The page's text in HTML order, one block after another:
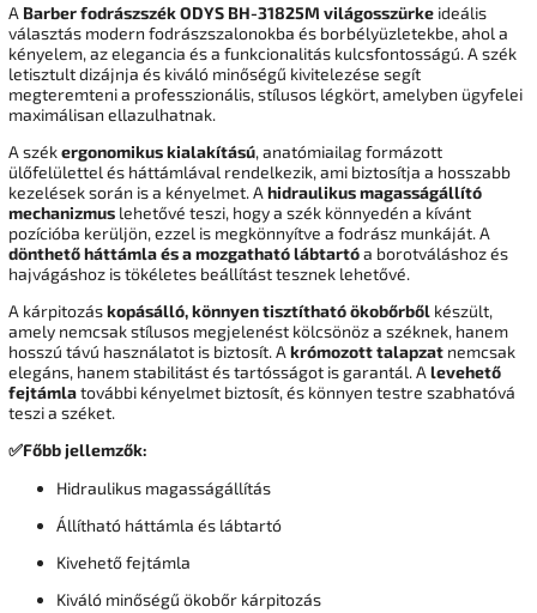
A Barber fodrászszék ODYS BH-31825M világosszürke ideális
választás modern fodrászszalonokba és borbélyüzletekbe, ahol a
kényelem, az elegancia és a funkcionalitás kulcsfontosságú. A szék
letisztult dizájnja és kiváló minőségű kivitelezése segít
megteremteni a professzionális, stílusos légkört, amelyben ügyfelei
maximálisan ellazulhatnak.
A székergonomikus kialakítású, anatómiailag formázott
ülőfelülettel és háttámlával rendelkezik, ami biztosítja a hosszabb
kezelések során is a kényelmet. A hidraulikus magasságállító
mechanizmus lehetővé teszi, hogy a szék könnyedén a kívánt
pozícióba kerüljön, ezzel is megkönnyítve a fodrász munkáját. A
dönthető háttámla és a mozgatható lábtartóa borotváláshoz és
hajvágáshoz is tökéletes beállítást tesznek lehetővé.
A kárpitozáskopásálló, könnyen tisztítható ökobőrből készült,
amely nemcsak stílusos megjelenést kölcsönöz a széknek, hanem
hosszú távú használatot is biztosít. A krómozott talapzat nemcsak
elegáns, hanem stabilitást és tartósságot is garantál. A levehető
fejtámlatovábbi kényelmet biztosít, és könnyen testre szabhatóvá
teszi a széket.
✅Főbb jellemzők:
Hidraulikus magasságállítás
Állítható háttámla és lábtartó
Kivehető fejtámla
Kiváló minőségű ökobőr kárpitozás